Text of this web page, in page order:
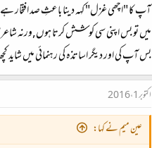
آپ کا "اچھی غزل" کہہ دینا باعثِ صد افتخار
میں تو بس اپنی سی کوشش کرتا ہوں,ورنہ
بس آپ کی اور دیگر اساتذہ کی رہنمائی میں شاید
اکتوبر 1، 2016
عین میم نے کہا: